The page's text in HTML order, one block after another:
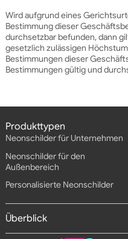
Wird aufgrund eines
Bestimmung dieser
durchsetzbar befunden, dann
gesetzlich zulässigen
Bestimmungen dieser
Bestimmungen gültig und
Produkttypen
Neonschilder für Unternehmen
Neonschilder für den
Außenbereich
Personalisierte Neonschilder
Überblick